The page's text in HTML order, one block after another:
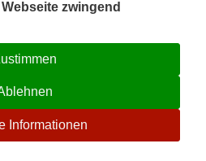
☉
zwingend
Informationen